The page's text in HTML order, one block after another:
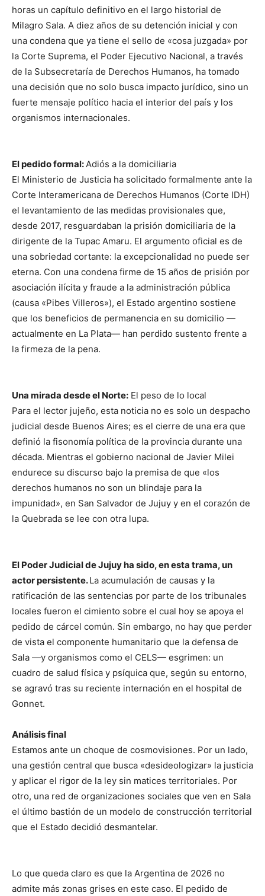
horas un capítulo definitivo en el largo historial de
Milagro Sala. A diez años de su detención inicial y con
una condena que ya tiene el sello de «cosa juzgada» por
la Corte Suprema, el Poder Ejecutivo Nacional, a través
de la Subsecretaría de Derechos Humanos, ha tomado
una decisión que no solo busca impacto jurídico, sino un
fuerte mensaje político hacia el interior del país y los
organismos internacionales.
El pedido formal: Adiós a la domiciliaria
El Ministerio de Justicia ha solicitado formalmente ante la
Corte Interamericana de Derechos Humanos (Corte IDH)
el levantamiento de las medidas provisionales que,
desde 2017, resguardaban la prisión domiciliaria de la
dirigente de la Tupac Amaru. El argumento oficial es de
una sobriedad cortante: la excepcionalidad no puede ser
eterna. Con una condena firme de 15 años de prisión por
asociación ilícita y fraude a la administración pública
(causa «Pibes Villeros»), el Estado argentino sostiene
que los beneficios de permanencia en su domicilio —
actualmente en La Plata— han perdido sustento frente a
la firmeza de la pena.
Una mirada desde el Norte: El peso de lo local
Para el lector jujeño, esta noticia no es solo un despacho
judicial desde Buenos Aires; es el cierre de una era que
definió la fisonomía política de la provincia durante una
década. Mientras el gobierno nacional de Javier Milei
endurece su discurso bajo la premisa de que «los
derechos humanos no son un blindaje para la
impunidad», en San Salvador de Jujuy y en el corazón de
la Quebrada se lee con otra lupa.
El Poder Judicial de Jujuy ha sido, en esta trama, un
actor persistente.La acumulación de causas y la
ratificación de las sentencias por parte de los tribunales
locales fueron el cimiento sobre el cual hoy se apoya el
pedido de cárcel común. Sin embargo, no hay que perder
de vista el componente humanitario que la defensa de
Sala —y organismos como el CELS— esgrimen: un
cuadro de salud física y psíquica que, según su entorno,
se agravó tras su reciente internación en el hospital de
Gonnet.
Análisis final
Estamos ante un choque de cosmovisiones. Por un lado,
una gestión central que busca «desideologizar» la justicia
y aplicar el rigor de la ley sin matices territoriales. Por
otro, una red de organizaciones sociales que ven en Sala
el último bastión de un modelo de construcción territorial
que el Estado decidió desmantelar.
Lo que queda claro es que la Argentina de 2026 no
admite más zonas grises en este caso. El pedido de